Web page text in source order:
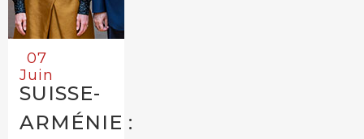
07
Juin
SUISSE-
ARMÉNIE :